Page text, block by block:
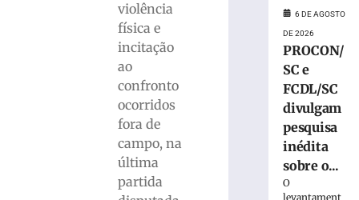
violência
física e
incitação
ao
confronto
ocorridos
fora de
campo, na
última
partida
Brasileiro
Série
6 DE AGOSTO
DE 2026
PROCON/
SC e
FCDL/SC
divulgam
pesquisa
inédita
sobre o...
O
levantament